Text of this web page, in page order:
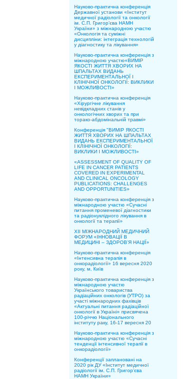
Науково-практична конференція
Державної установи «Інститут
медичної радіології та онкології
ім. С.П. Григор’єва НАМН
України» з міжнародною участю
«Онкологія та суміжні
дисципліни: інтеграція технологій
у діагностику та лікування»
Науково-практична конференція з
міжнародною участю«ВИМІР
ЯКОСТІ ЖИТТЯ ХВОРИХ НА
ШПАЛЬТАХ ВИДАНЬ
ЕКСПЕРИМЕНТАЛЬНОЇ І
КЛІНІЧНОЇ ОНКОЛОГІЇ: ВИКЛИКИ
І МОЖЛИВОСТІ»
Науково-практична конференція
«Хірургічне лікування
невідкладних станів у
онкологічних хворих та при
торако-абдомінальній травмі»
Конференція "ВИМІР ЯКОСТІ
ЖИТТЯ ХВОРИХ НА ШПАЛЬТАХ
ВИДАНЬ ЕКСПЕРИМЕНТАЛЬНОЇ
І КЛІНІЧНОЇ ОНКОЛОГІЇ:
ВИКЛИКИ І МОЖЛИВОСТІ»
«ASSESSMENT OF QUALITY OF
LIFE IN CANCER PATIENTS
COVERED IN EXPERIMENTAL
AND CLINICAL ONCOLOGY
PUBLICATIONS: CHALLENGES
AND OPPORTUNITIES»
Науково-практична конференція з
міжнародною участю «Сучасні
питання променевої діагностики
та радіонуклідного лікування в
онкології та терапії»
XII МІЖНАРОДНИЙ МЕДИЧНИЙ
ФОРУМ «ІННОВАЦІЇ В
МЕДИЦИНІ – ЗДОРОВ’Я НАЦІЇ»
Науково-практична конференція
«Інтенсивна терапія в
онкорадіології» 16 вересня 2020
року, м. Київ
Науково-практична конференція з
міжнародною участю
Українського товариства
радіаційних онкологів (УТРО) за
участі міжнародних фахівців
«Актуальні питання радіаційної
онкології в Україні» присвячена
100-річчю Національного
інституту раку, 16-17 вересня 20
Науково-практична конференція з
міжнародною участю «Сучасні
тенденції інтенсивної терапії в
онкорадіології»
Конференції заплановані на
2020 рік ДУ «Інститут медичної
радіології ім. С.П. Григор’єва
НАМН України»